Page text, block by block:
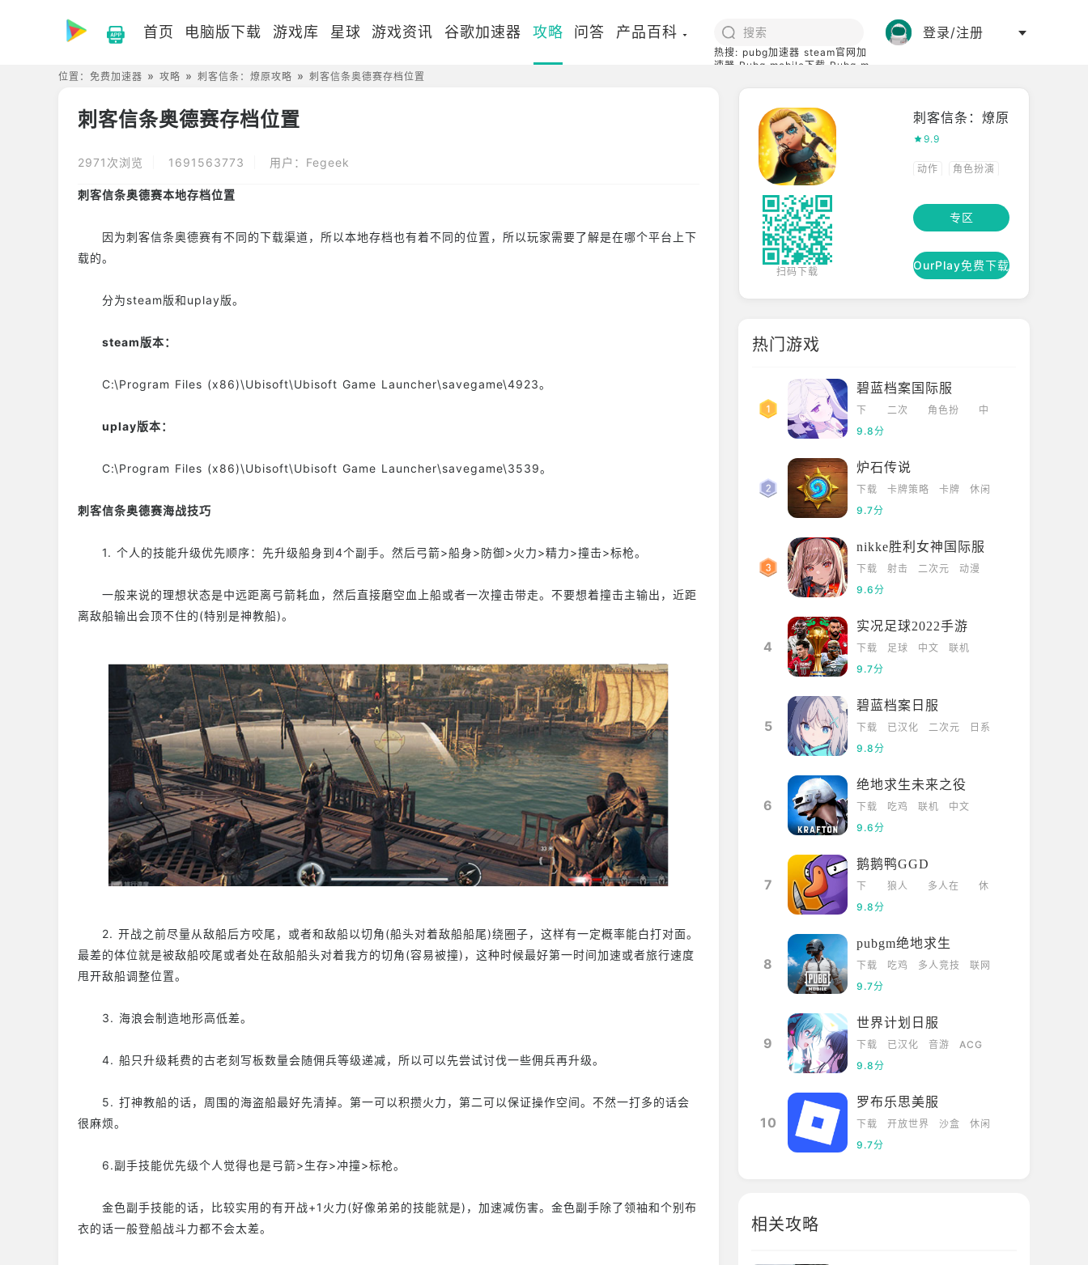
首页 电脑版下载 游戏库 星球 游戏资讯 谷歌加速器 攻略 问答 产品百科
热搜: pubg加速器 steam官网加
速器 Pubg mobile下载 Pubg m
登录/注册
位置： 免费加速器 攻略 刺客信条：燎原攻略 刺客信条奥德赛存档位置
刺客信条奥德赛存档位置
2971次浏览 1691563773 用户：Fegeek
刺客信条奥德赛本地存档位置
因为刺客信条奥德赛有不同的下载渠道，所以本地存档也有着不同的位置，所以玩家需要了解是在哪个平台上下
载的。
分为steam版和uplay版。
steam版本：
C:\Program Files (x86)\Ubisoft\Ubisoft Game Launcher\savegame\4923。
uplay版本：
C:\Program Files (x86)\Ubisoft\Ubisoft Game Launcher\savegame\3539。
刺客信条奥德赛海战技巧
1. 个人的技能升级优先顺序：先升级船身到4个副手。然后弓箭>船身>防御>火力>精力>撞击>标枪。
一般来说的理想状态是中远距离弓箭耗血，然后直接磨空血上船或者一次撞击带走。不要想着撞击主输出，近距
离敌船输出会顶不住的(特别是神教船)。
2. 开战之前尽量从敌船后方咬尾，或者和敌船以切角(船头对着敌船船尾)绕圈子，这样有一定概率能白打对面。
最差的体位就是被敌船咬尾或者处在敌船船头对着我方的切角(容易被撞)，这种时候最好第一时间加速或者旅行速度
甩开敌船调整位置。
3. 海浪会制造地形高低差。
4. 船只升级耗费的古老刻写板数量会随佣兵等级递减，所以可以先尝试讨伐一些佣兵再升级。
5. 打神教船的话，周围的海盗船最好先清掉。第一可以积攒火力，第二可以保证操作空间。不然一打多的话会
很麻烦。
6.副手技能优先级个人觉得也是弓箭>生存>冲撞>标枪。
金色副手技能的话，比较实用的有开战+1火力(好像弟弟的技能就是)，加速减伤害。金色副手除了领袖和个别布
衣的话一般登船战斗力都不会太差。
扫码下载
刺客信条：燎原
9.9
动作 角色扮演
专区
OurPlay免费下载
热门游戏
碧蓝档案国际服
下
载
二次
角色扮
中
9.8分
炉石传说
下载 卡牌策略 卡牌
休闲
9.7分
nikke胜利女神国际服
下载 射击 二次元
动漫
9.6分
4
实况足球2022手游
下载 足球 中文
联机
9.7分
5
碧蓝档案日服
下载 已汉化 二次元
日系
9.8分
6
绝地求生未来之役
下载 吃鸡 联机
中文
9.6分
7
鹅鹅鸭GGD
下
载
狼人
多人在
休
9.8分
8
pubgm绝地求生
下载 吃鸡 多人竞技
联网
9.7分
9
世界计划日服
下载 已汉化 音游
ACG
9.8分
10
罗布乐思美服
下载 开放世界 沙盒
休闲
9.7分
相关攻略